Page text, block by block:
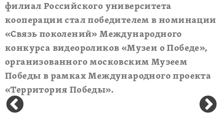
филиал Российского университета
кооперации стал победителем в номинации
«Связь поколений» Международного
конкурса видеороликов «Музеи о Победе»,
организованного московским Музеем
Победы в рамках Международного проекта
«Территория Победы».